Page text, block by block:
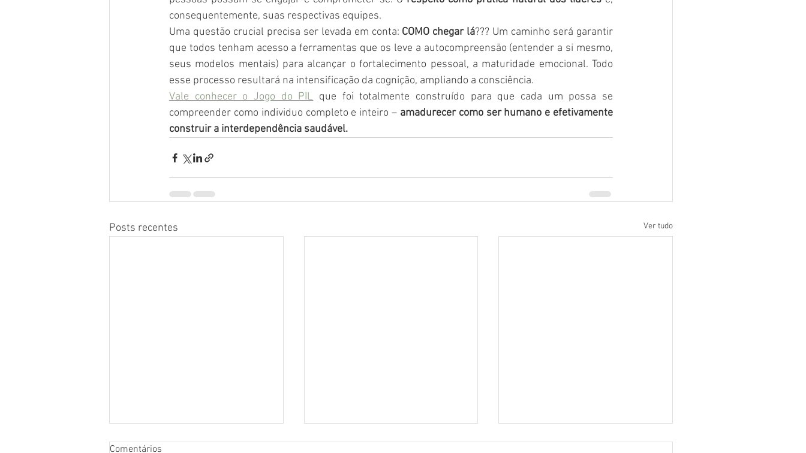
consequentemente, suas respectivas equipes.
Uma questão crucial precisa ser levada em conta: COMO chegar lá??? Um caminho será garantir
que todos tenham acesso a ferramentas que os leve a autocompreensão (entender a si mesmo,
seus modelos mentais) para alcançar o fortalecimento pessoal, a maturidade emocional. Todo
esse processo resultará na intensificação da cognição, ampliando a consciência.
Vale conhecer o Jogo do PIL que foi totalmente construído para que cada um possa se
compreender como individuo completo e inteiro – amadurecer como ser humano e efetivamente
construir a interdependência saudável.
Posts recentes Ver tudo
Comentários